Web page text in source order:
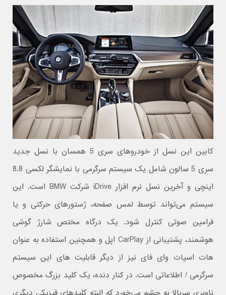
کابین این نسل از خودروهای سری 5 همسان با نسل جدید
سری 5 سالون شامل یک سیستم سرگرمی با نمایشگر لکسی 8.8
اینچی و آخرین نسل نرم افزار iDrive شرکت BMW است. این
سیستم می‌تواند توسط لمس صفحه، ژستورهای حرکتی و یا
فرامین صوتی کنترل شود. یک درگاه مختص شارژ گوشی
هوشمند، پشتیبانی از CarPlay اپل و همچنین استفاده به عنوان
هات اسپات وای فای نیز از دیگر قابلیت های این سیستم
سرگرمی / اطلاعاتی است. در کنار دنده،‌ یک کلید بزرگ مخصوص